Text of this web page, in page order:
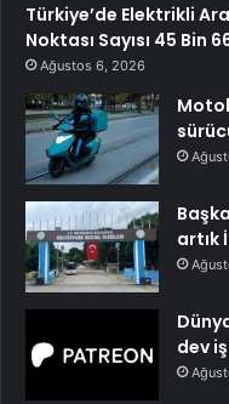
Türkiye’de Elektrikli
Noktası Sayısı 45 Bin
Ağustos 6, 2026
artık
dev